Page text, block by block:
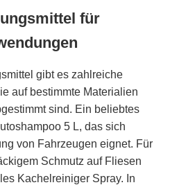
für
gibt es zahlreiche
auf bestimmte Materialien
sind. Ein beliebtes
5 L, das sich
von Fahrzeugen eignet. Für
Schmutz auf Fliesen
Kachelreiniger Spray. In